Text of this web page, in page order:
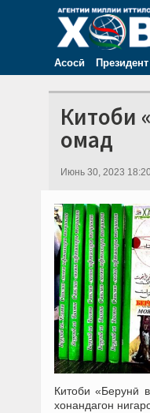
Асосӣ Президент
Китоби
омад
Июнь 30, 2023
Китоби «Берунӣ
хонандагон